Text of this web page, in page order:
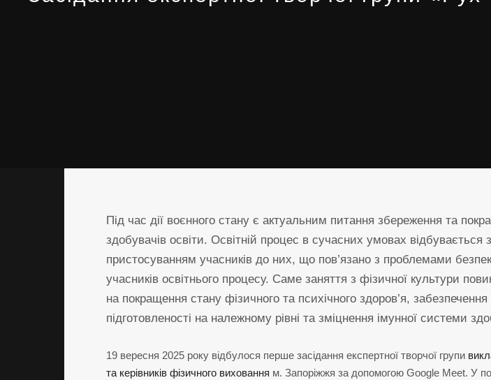
Під час дії воєнного стану є актуальним питання збереження та
здобувачів освіти. Освітній процес в сучасних умовах відбувається
пристосуванням учасників до них, що пов’язано з проблемами
учасників освітнього процесу. Саме заняття з фізичної культури
на покращення стану фізичного та психічного здоров’я, забезпечення
підготовленості на належному рівні та зміцнення імунної системи
19 вересня 2025 року відбулося перше засідання експертної творчої групи
та керівників фізичного виховання м. Запоріжжя за допомогою Google Meet. У